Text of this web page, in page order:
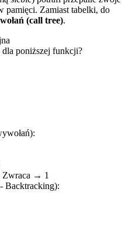
pamięci. Zamiast tabelki, do
(call tree).
dla poniższej funkcji?
Zwraca → 1
Backtracking):